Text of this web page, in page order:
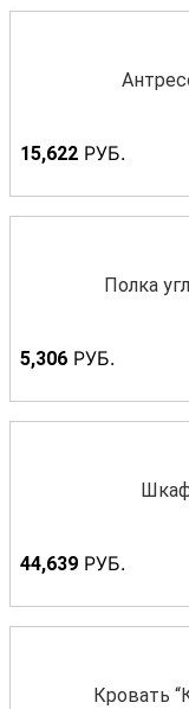
15,622 РУБ.
Полка
5,306 РУБ.
44,639 РУБ.
Кровать